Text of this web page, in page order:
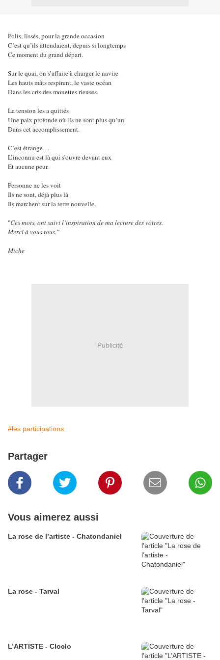
Polis, lissés, pour la grande occasion
C’est qu’ils attendaient, depuis si longtemps
Ce moment du grand départ.
Sur le quai, on s’affaire à charger le navire
Les hauts mâts respirent, le vaste océan
Dans les cris des mouettes rieuses.
La tension les a quittés
Une paix profonde où ils ne sont plus qu’un
Dans cet accomplissement.
C’est étrange…
L’inconnu est là qui s’ouvre devant eux
Et aucune peur.
Personne ne les voit
Ils ne sont, déjà plus là
Ils marchent sur la terre nouvelle.
"Ces mots, ont suivi l’inspiration de ma lecture des vôtres.
Merci à vous tous."
Miche
Publicité
#les participations
Partager
Vous aimerez aussi
La rose de l’artiste - Chatondaniel
La rose - Tarval
L’ARTISTE - Cloclo